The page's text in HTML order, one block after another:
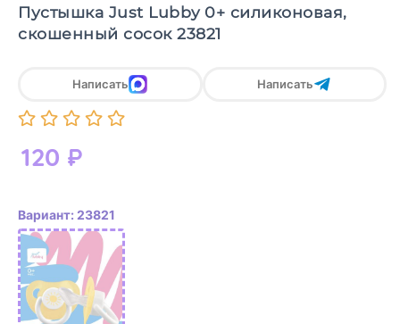
Пустышка Just Lubby 0+ силиконовая,
скошенный сосок 23821
120 ₽
Написать Написать
Вариант: 23821